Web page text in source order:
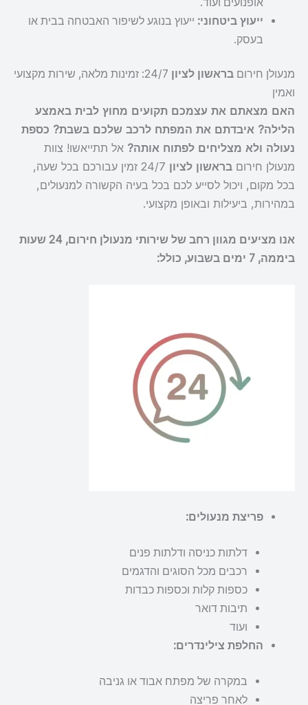
ייעוץ ביטחוני: ייעוץ בנוגע לשיפור האבטחה בבית או
בעסק.
מנעולן חירום בראשון לציון
24/7: זמינות מלאה, שירות מקצועי
ואמין
האם מצאתם את עצמכם תקועים מחוץ לבית באמצע
הלילה? איבדתם את המפתח לרכב שלכם בשבת? כספת
נעולה ולא מצליחים לפתוח אותה? אל תתייאשו! צוות
מנעולן חירום בראשון לציון
24/7 זמין עבורכם בכל שעה,
בכל מקום, ויכול לסייע לכם בכל בעיה הקשורה למנעולים,
במהירות, ביעילות ובאופן מקצועי.
אנו מציעים מגוון רחב של שירותי מנעולן חירום, 24 שעות
ביממה, 7 ימים בשבוע, כולל:
פריצת מנעולים:
דלתות כניסה ודלתות פנים
רכבים מכל הסוגים והדגמים
כספות קלות וכספות כבדות
תיבות דואר
ועוד
החלפת צילינדרים:
במקרה של מפתח אבוד או גניבה
לאחר פריצה